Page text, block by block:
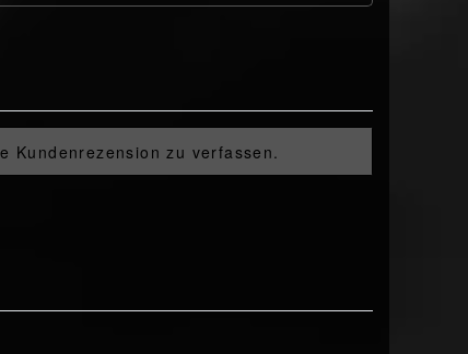
Kundenrezension zu verfassen.